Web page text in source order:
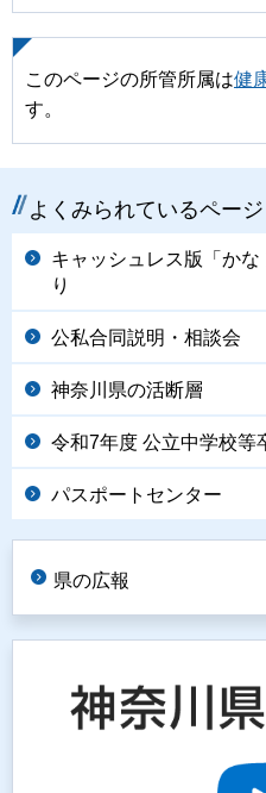
このページの所管所属は健
す。
よくみられているページ
キャッシュレス版「か
り
公私合同説明・相談会
神奈川県の活断層
令和7年度 公立中学校等
パスポートセンター
県の広報